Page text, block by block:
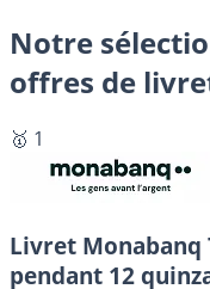
Notre
offres de
🥇 1
Livret Monabanq
pendant 12